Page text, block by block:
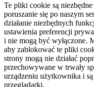
Te pliki cookie są
poruszanie się po naszym
działanie niezbędnych
ustawienia preferencji
i nie mogą być wyłączone.
aby zablokować te pliki
strony mogą nie działać
przechowywane w trwały
urządzeniu użytkownika i
przeglądarki.